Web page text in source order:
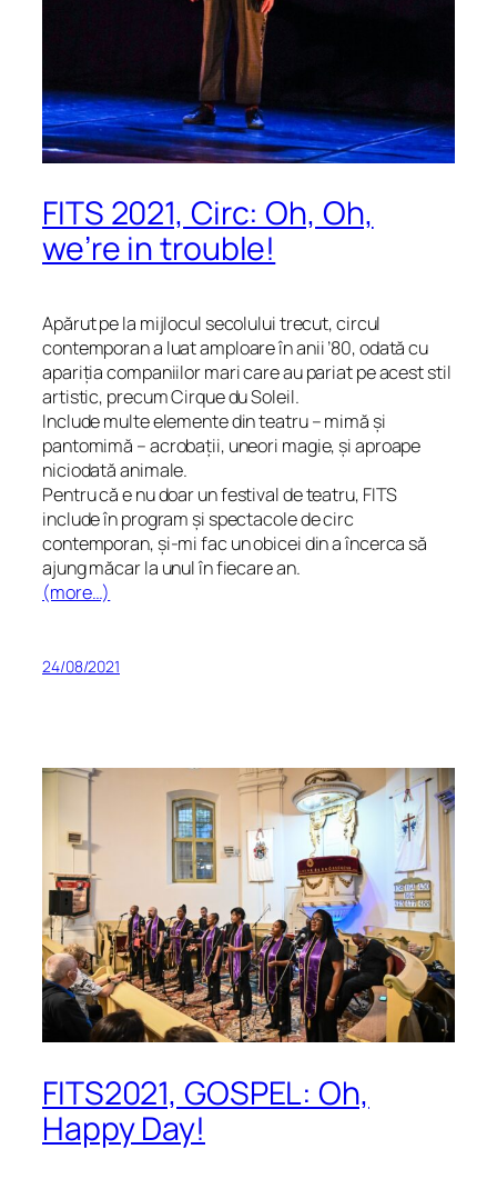
FITS 2021, Circ: Oh, Oh,
we’re in trouble!
Apărut pe la mijlocul secolului trecut, circul
contemporan a luat amploare în anii ’80, odată cu
apariția companiilor mari care au pariat pe acest stil
artistic, precum Cirque du Soleil.
Include multe elemente din teatru – mimă și
pantomimă – acrobații, uneori magie, și aproape
niciodată animale.
Pentru că e nudoarun festival de teatru, FITS
include în program și spectacole de circ
contemporan, și-mi fac un obicei din a încerca să
ajung măcar la unul în fiecare an.
(more…)
24/08/2021
FITS2021, GOSPEL: Oh,
Happy Day!